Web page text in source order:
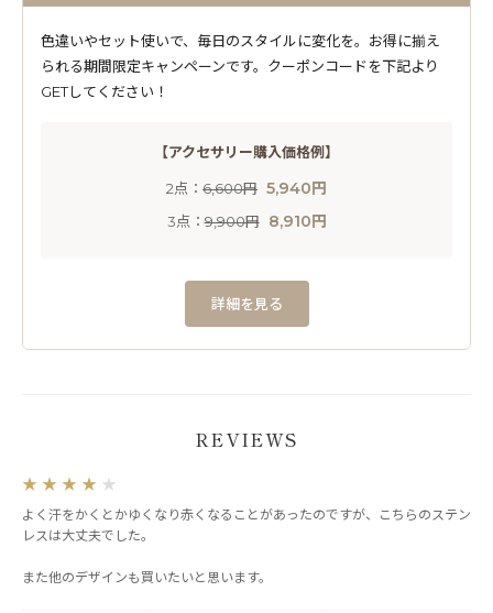
色違いやセット使いで、毎日のスタイルに変化を。お得に揃え
られる期間限定キャンペーンです。クーポンコードを下記より
GETしてください！
【アクセサリー購入価格例】
2点： 6,600円 5,940円
3点：9,900円 8,910円
詳細を見る
REVIEWS
★ ★ ★ ★ ★
よく汗をかくとかゆくなり赤くなることがあったのですが、こちらのステン
レスは大丈夫でした。
また他のデザインも買いたいと思います。